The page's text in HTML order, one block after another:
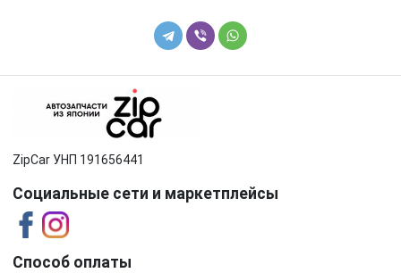
ZipCar УНП 191656441
Социальные сети и маркетплейсы
Способ оплаты